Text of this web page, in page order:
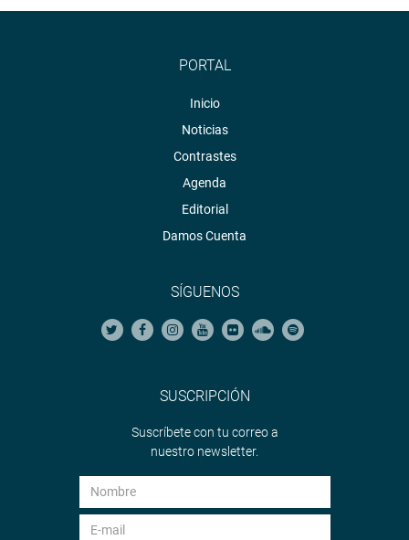
PORTAL
Inicio
Noticias
Contrastes
Agenda
Editorial
Damos Cuenta
SÍGUENOS
SUSCRIPCIÓN
Suscríbete con tu correo a
nuestro newsletter.